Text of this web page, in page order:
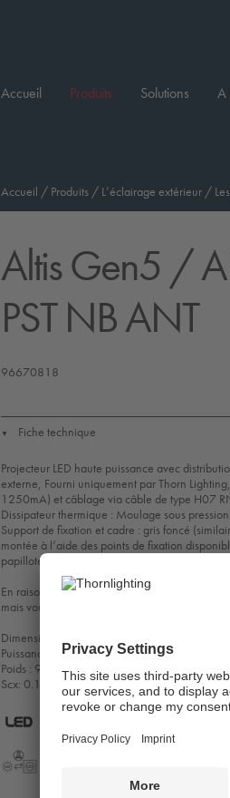
Accueil Produits Solutions A
Accueil / Produits / L’éclairage extérieur /
Altis Gen5 /
PST NB ANT
96670818
▼ Fiche technique
Projecteur LED haute puissance avec
externe, Fourni uniquement par Thorn
1250mA) et câblage via câble de type H07
Dissipateur thermique : Moulage sous
Support de fixation et cadre : gris foncé
montée à l’aide des points de fixation
papillotements (< 1 %) adapté à une diffusion
En raison des exigences de calcul uniques de
mais vous pouvez obtenir des conseils de
Dimensions : 315 x 675 x 285 mm
Puissance du luminaire: 636 W
Poids : 9,28 kg
Scx: 0.12m² at 45°
CE
ENEC11